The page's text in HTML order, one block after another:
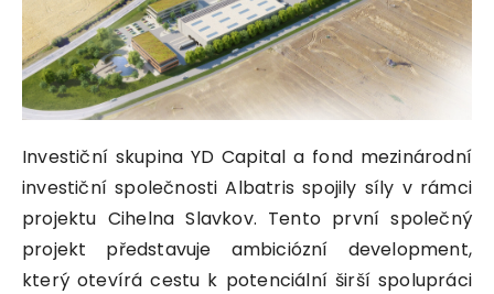
Investiční skupina YD Capital a fond mezinárodní
investiční společnosti Albatris spojily síly v rámci
projektu Cihelna Slavkov. Tento první společný
projekt představuje ambiciózní development,
který otevírá cestu k potenciální širší spolupráci